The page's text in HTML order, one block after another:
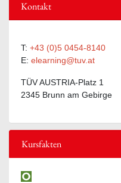
Kontakt
T: +43 (0)5 0454-8140
E: elearning@tuv.at
TÜV AUSTRIA-Platz 1
2345 Brunn am Gebirge
Kursfakten